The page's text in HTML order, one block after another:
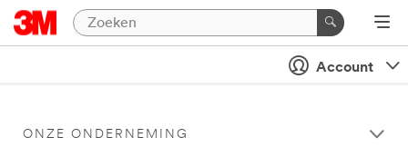
Account
ONZE ONDERNEMING